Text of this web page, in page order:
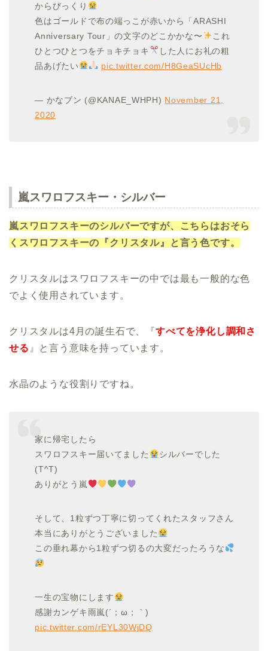
からびっくり
色はゴールドで布の端っこが赤いから「ARASHI
Anniversary Tour」の文字のどこかかな〜
これ
ひとつひとつをチョキチョキ
した人にお礼の粗
品あげたい
pic.twitter.com/H8GeaSUcHb
— かなブン (@KANAE_WHPH) November 21,
2020
嵐スワロフスキー・シルバー
嵐スワロフスキーのシルバーですが、こちらはおそら
くスワロフスキーの『クリスタル』と言う色です。
クリスタルはスワロフスキーの中では最も一般的な色
でよく使用されています。
クリスタルは4月の誕生石で、『すべてを浄化し調和さ
せる 』と言う意味を持っています。
水晶のような役割りですね。
家に帰宅したら
スワロフスキー届いてました
シルバーでした
(T^T)
ありがとう嵐
そして、1粒ずつ丁寧に切ってくれたスタッフさん
本当にありがとうございました
この垂れ幕から1粒ずつ切るの大変だったろうな
一生の宝物にします
感謝カンゲキ雨嵐(´；ω；｀)
pic.twitter.com/rEYL30WjDQ